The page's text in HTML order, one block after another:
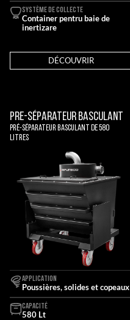
SYSTÈME DE COLLECTE
Container pentru baie de
inertizare
DÉCOUVRIR
Pre-Séparateur Basculant
Pré-séparateur basculant de 580
litres
APPLICATION
Poussières, solides et copeaux
CAPACITÉ
580 Lt